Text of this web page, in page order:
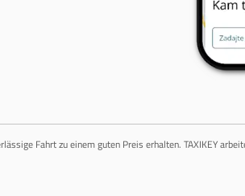
Fahrt zu einem guten Preis erhalten. TAXIKEY